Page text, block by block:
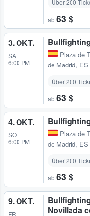
Über 200
ab 63 $
3. OKT.
SA
6:00 PM
Plaza de
de Madrid, ES
Über 200
ab 63 $
4. OKT.
SO
6:00 PM
Plaza de
de Madrid, ES
Über 200
ab 63 $
9. OKT.
FR
Novillada